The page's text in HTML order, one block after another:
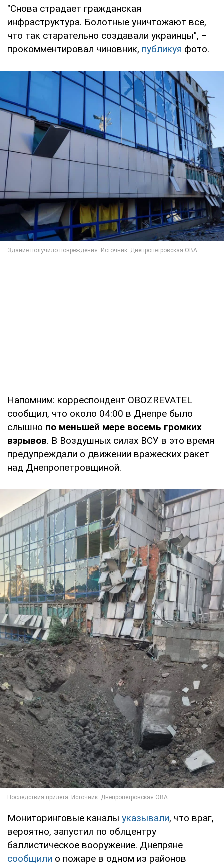
"Снова страдает гражданская
инфраструктура. Болотные уничтожают все,
что так старательно создавали украинцы", –
прокомментировал чиновник, публикуя фото.
Напомним: корреспондент OBOZREVATEL
сообщил, что около 04:00 в Днепре было
слышно по меньшей мере восемь громких
взрывов. В Воздушных силах ВСУ в это время
предупреждали о движении вражеских ракет
над Днепропетровщиной.
Мониторинговые каналы указывали, что враг,
вероятно, запустил по облцентру
баллистическое вооружение. Днепряне
сообщили о пожаре в одном из районов